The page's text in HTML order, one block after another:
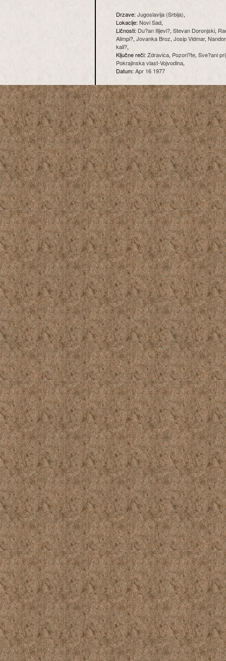
Drzave:Jugoslavija (Srbija),
Lokacije:Novi Sad,
Ličnosti: Du?an Ilijevi?, Stevan Doronjski,
Alimpi?, Jovanka Broz, Josip Vidmar,
kali?,
Ključne reči:Zdravica, Pozori?te, Sve?ani
Pokrajinska vlast-Vojvodina,
Datum: Apr 16 1977